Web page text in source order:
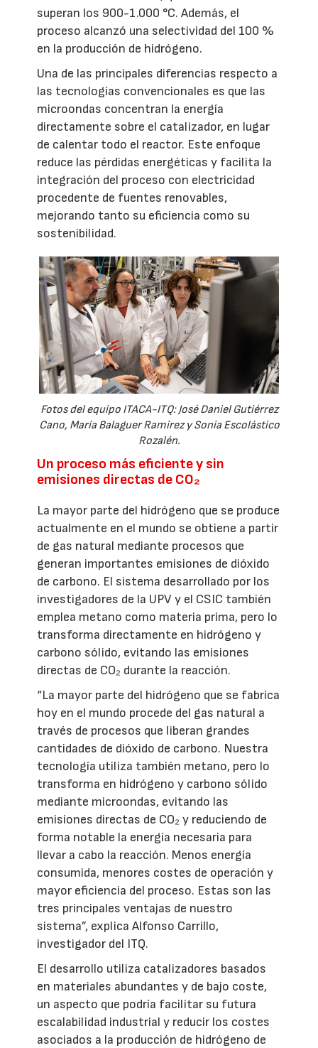
superan los 900-1.000 °C. Además, el
proceso alcanzó una selectividad del 100 %
en la producción de hidrógeno.
Una de las principales diferencias respecto a
las tecnologías convencionales es que las
microondas concentran la energía
directamente sobre el catalizador, en lugar
de calentar todo el reactor. Este enfoque
reduce las pérdidas energéticas y facilita la
integración del proceso con electricidad
procedente de fuentes renovables,
mejorando tanto su eficiencia como su
sostenibilidad.
Fotos del equipo ITACA-ITQ: José Daniel Gutiérrez
Cano, María Balaguer Ramirez y Sonia Escolástico
Rozalén.
Un proceso más eficiente y sin
emisiones directas de CO₂
La mayor parte del hidrógeno que se produce
actualmente en el mundo se obtiene a partir
de gas natural mediante procesos que
generan importantes emisiones de dióxido
de carbono. El sistema desarrollado por los
investigadores de la UPV y el CSIC también
emplea metano como materia prima, pero lo
transforma directamente en hidrógeno y
carbono sólido, evitando las emisiones
directas de CO₂ durante la reacción.
“La mayor parte del hidrógeno que se fabrica
hoy en el mundo procede del gas natural a
través de procesos que liberan grandes
cantidades de dióxido de carbono. Nuestra
tecnología utiliza también metano, pero lo
transforma en hidrógeno y carbono sólido
mediante microondas, evitando las
emisiones directas de CO₂ y reduciendo de
forma notable la energía necesaria para
llevar a cabo la reacción. Menos energía
consumida, menores costes de operación y
mayor eficiencia del proceso. Estas son las
tres principales ventajas de nuestro
sistema”, explica Alfonso Carrillo,
investigador del ITQ.
El desarrollo utiliza catalizadores basados
en materiales abundantes y de bajo coste,
un aspecto que podría facilitar su futura
escalabilidad industrial y reducir los costes
asociados a la producción de hidrógeno de